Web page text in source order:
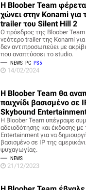
Η Bloober Team
χώνει στην Konami για
trailer του Silent Hill 2
Ο πρόεδρος της Bloober Team
νεότερο trailer της Konami
δεν αντιπροσωπεύει με
που αναπτύσσει το studio.
NEWS PC PS5
14/02/2024
H Bloober Team θα
παιχνίδι βασισμένο σε
Skybound
Η Bloober Team υπέγραψε
αδειοδότησης και έκδοσης με
Entertainment για να
βασισμένο σε IP της
ψυχαγωγίας.
NEWS
21/12/2023